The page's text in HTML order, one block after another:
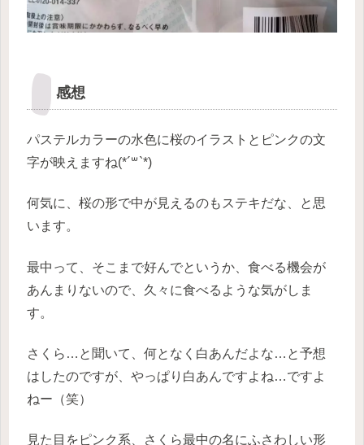
感想
パステルカラーの水色に桜のイラストとピンクの文
字が映えますね(*´꒳`*)
何気に、桜の形で中が見えるのもステキだな、と思
います。
最中って、そこまで好んでというか、食べる機会が
あんまりないので、久々に食べるような気がしま
す。
さくら…と聞いて、何となく白あんだよな…と予想
はしたのですが、やっぱり白あんですよね…ですよ
ねー（笑）
見た目をピンク系、さくら最中の名にふさわしい形